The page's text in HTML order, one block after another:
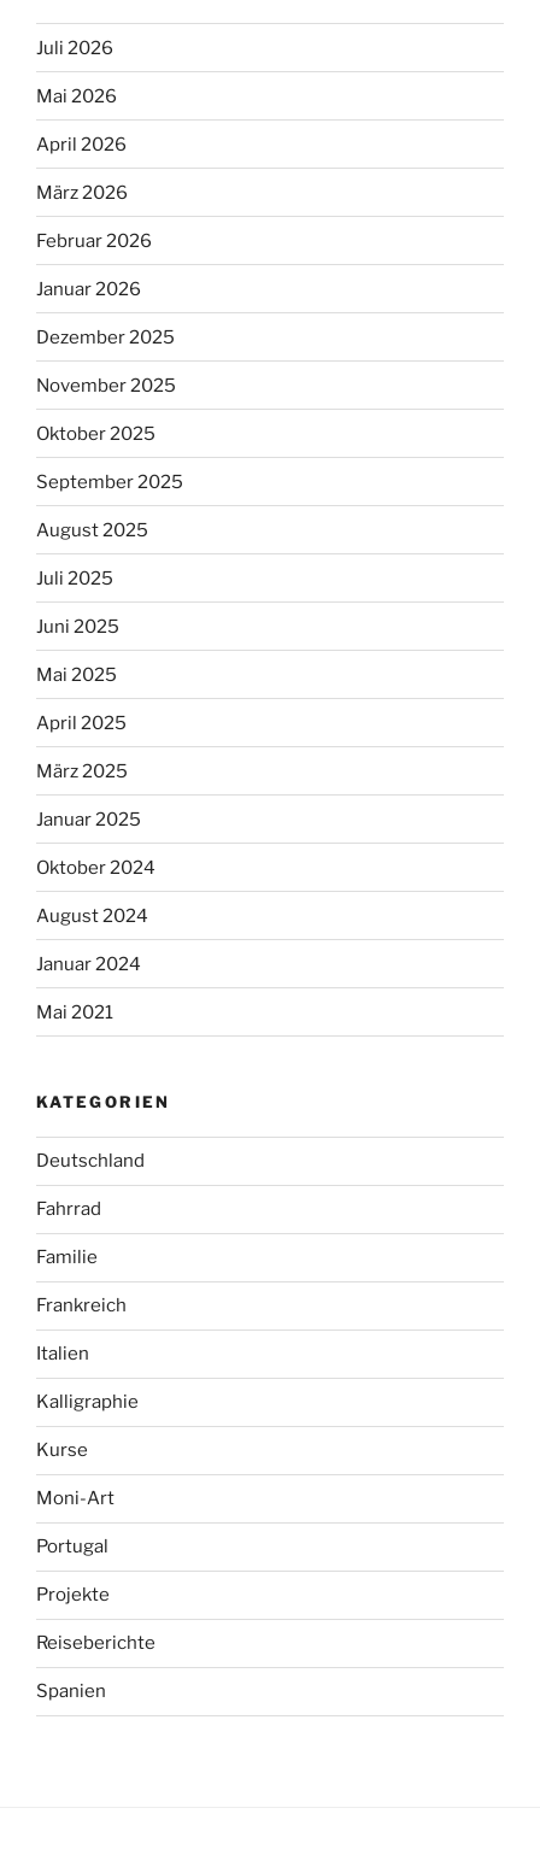
Juli 2026
Mai 2026
April 2026
März 2026
Februar 2026
Januar 2026
Dezember 2025
November 2025
Oktober 2025
September 2025
August 2025
Juli 2025
Juni 2025
Mai 2025
April 2025
März 2025
Januar 2025
Oktober 2024
August 2024
Januar 2024
Mai 2021
KATEGORIEN
Deutschland
Fahrrad
Familie
Frankreich
Italien
Kalligraphie
Kurse
Moni-Art
Portugal
Projekte
Reiseberichte
Spanien